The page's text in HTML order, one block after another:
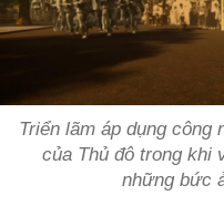
Triển lãm áp dụng công
của Thủ đô trong khi
những bức